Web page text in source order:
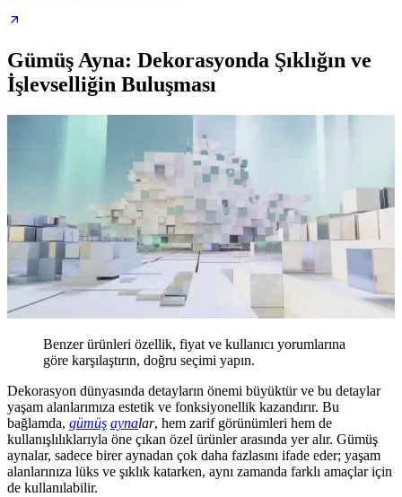
Gümüş Ayna: Dekorasyonda Şıklığın ve
İşlevselliğin Buluşması
Benzer ürünleri özellik, fiyat ve kullanıcı yorumlarına
göre karşılaştırın, doğru seçimi yapın.
Dekorasyon dünyasında detayların önemi büyüktür ve bu detaylar
yaşam alanlarımıza estetik ve fonksiyonellik kazandırır. Bu
bağlamda, gümüş aynalar, hem zarif görünümleri hem de
kullanışlılıklarıyla öne çıkan özel ürünler arasında yer alır. Gümüş
aynalar, sadece birer aynadan çok daha fazlasını ifade eder; yaşam
alanlarınıza lüks ve şıklık katarken, aynı zamanda farklı amaçlar için
de kullanılabilir.